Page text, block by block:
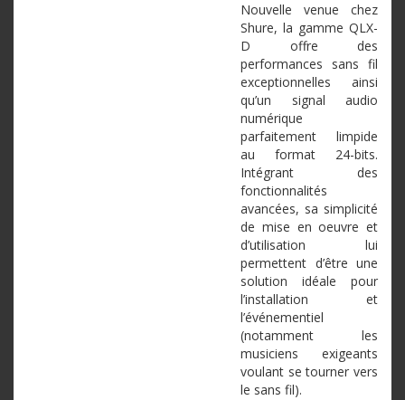
Nouvelle venue chez
Shure, la gamme QLX-
D offre des
performances sans fil
exceptionnelles ainsi
qu’un signal audio
numérique
parfaitement limpide
au format 24-bits.
Intégrant des
fonctionnalités
avancées, sa simplicité
de mise en oeuvre et
d’utilisation lui
permettent d’être une
solution idéale pour
l’installation et
l’événementiel
(notamment les
musiciens exigeants
voulant se tourner vers
le sans fil).